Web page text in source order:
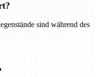
sind während des